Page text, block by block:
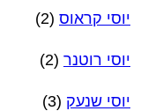
יוסי קראוס (2)
יוסי רוטנר (2)
יוסי שנעק (3)